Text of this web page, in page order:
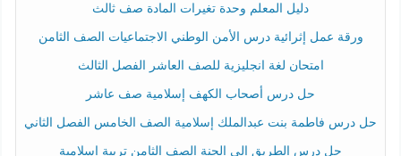
دليل المعلم وحدة تغيرات المادة صف ثالث
ورقة عمل إثرائية درس الأمن الوطني الاجتماعيات الصف الثامن
امتحان لغة انجليزية للصف العاشر الفصل الثالث
حل درس أصحاب الكهف إسلامية صف عاشر
حل درس فاطمة بنت عبدالملك إسلامية الصف الخامس الفصل الثاني
حل درس الطريق إلى الجنة الصف الثامن تربية إسلامية